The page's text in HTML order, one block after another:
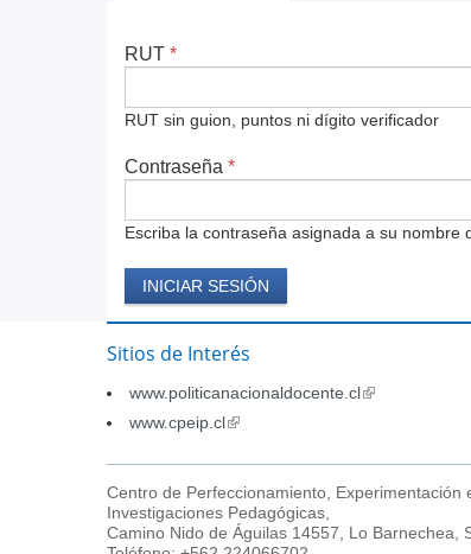
RUT *
RUT sin guion, puntos ni dígito verificador
Contraseña *
Escriba la contraseña asignada a su nombre
Sitios de Interés
www.politicanacionaldocente.cl(link
www.cpeip.cl(link
external)
Centro de Perfeccionamiento, Experimentación
Investigaciones Pedagógicas,
Camino Nido de Águilas 14557, Lo Barnechea,